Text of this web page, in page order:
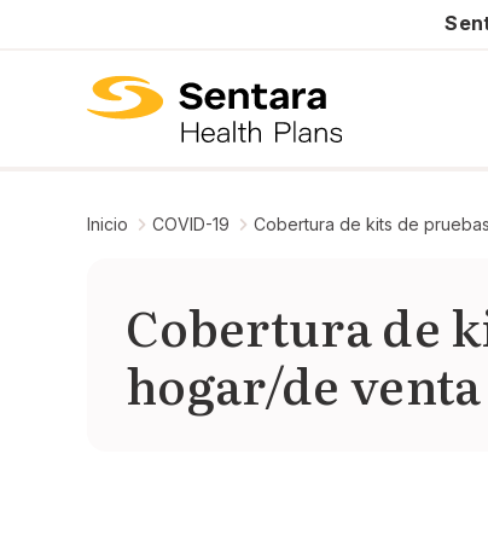
Inicio COVID-19 Cobertura de kits de
Cobertura de
hogar/de